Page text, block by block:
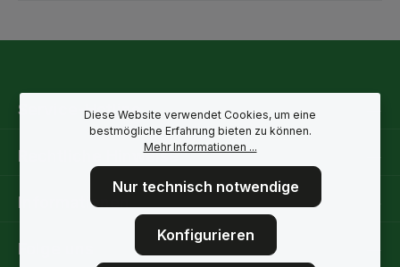
Service-Hotline
Rechtliche Hinweise
Informationen
Folge uns
Diese Website verwendet Cookies, um eine
bestmögliche Erfahrung bieten zu können.
Mehr Informationen ...
Nur technisch notwendige
Konfigurieren